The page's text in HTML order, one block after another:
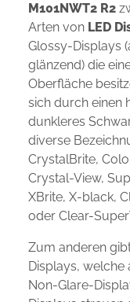
M101NWT2 R2
Arten von LED
Glossy-Displays
glänzend) die
Oberfläche
sich durch einen
dunkleres
diverse
CrystalBrite,
Crystal-View,
XBrite, X-black,
oder Clear-
Zum anderen
Displays,
Non-Glare-